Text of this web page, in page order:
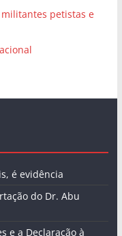
militantes petistas e
é evidência
do Dr. Abu
e a Declaração à